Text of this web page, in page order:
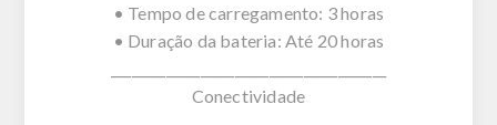
• Tempo de carregamento: 3 horas
• Duração da bateria: Até 20 horas
Conectividade